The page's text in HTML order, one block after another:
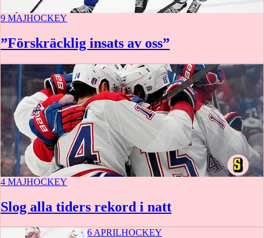
9 MAJHOCKEY
”Förskräcklig insats av oss”
4 MAJHOCKEY
Slog alla tiders rekord i natt
6 APRILHOCKEY